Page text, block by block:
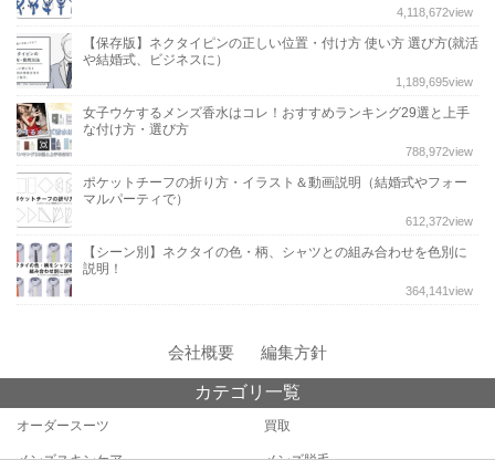
4,118,672view
【保存版】ネクタイピンの正しい位置・付け方 使い方 選び方(就活
や結婚式、ビジネスに）
1,189,695view
女子ウケするメンズ香水はコレ！おすすめランキング29選と上手
な付け方・選び方
788,972view
ポケットチーフの折り方・イラスト＆動画説明（結婚式やフォー
マルパーティで）
612,372view
【シーン別】ネクタイの色・柄、シャツとの組み合わせを色別に
説明！
364,141view
会社概要 編集方針
カテゴリ一覧
オーダースーツ 買取